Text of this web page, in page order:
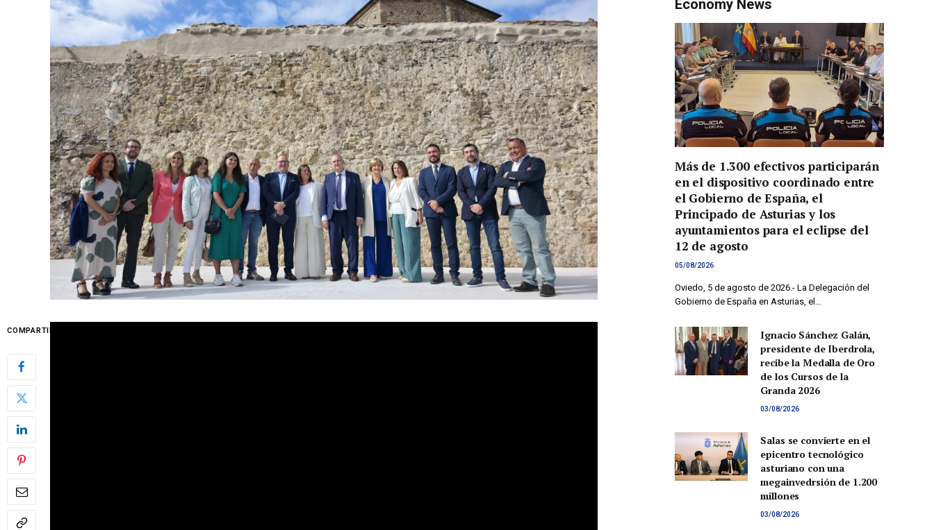
COMPARTIR
Economy News
Más de 1.300 efectivos participarán
en el dispositivo coordinado entre
el Gobierno de España, el
Principado de Asturias y los
ayuntamientos para el eclipse del
12 de agosto
05/08/2026
Oviedo, 5 de agosto de 2026.- La Delegación del
Gobierno de España en Asturias, el…
Ignacio Sánchez Galán,
presidente de Iberdrola,
recibe la Medalla de Oro
de los Cursos de la
Granda 2026
03/08/2026
Salas se convierte en el
epicentro tecnológico
asturiano con una
megainvedrsión de 1.200
millones
03/08/2026